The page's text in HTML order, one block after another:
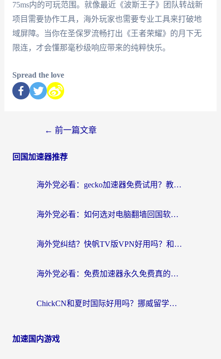
75ms内的可玩范围。就像最近《波斯王子》团队转战新
项目需要协作工具，海外玩家也需要专业工具来打破地
域屏障。当你在圣保罗流畅打出《王者荣耀》的月下无
限连，才会懂那毫秒级响应带来的纯粹快乐。
Spread the love
← 前一篇文章
回国加速器推荐
海外党必看：gecko加速器免费试用？教你选对回国加速器，无缝刷国内剧玩游戏
海外党必看：如何选对电脑翻墙回国软件，轻松解锁国内资源？
海外党纠结？快帆TV版VPN好用吗？和扇贝手游VPN对比哪个回国效果更好？
海外党必看：免费加速器永久免费真的存在吗？教你选对回国加速器无缝刷国内资源
ChickCN和夏时国际好用吗？挪威留学生亲测3款回国加速器，附穿梭和加速喵对比指南
加速国内游戏